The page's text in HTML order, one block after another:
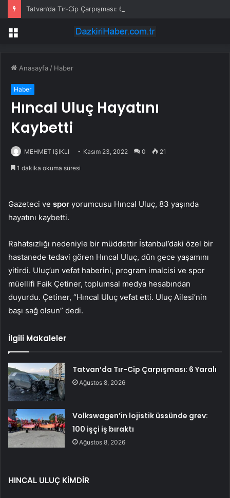
Tatvan’da Tır-Cip Çarpışması: 6 Yaralı
Menü
Anasayfa / Haber
Haber
Hıncal Uluç Hayatını
Kaybetti
MEHMET IŞIKLI Kasım 23, 2022 0 21
1 dakika okuma süresi
Gazeteci ve spor yorumcusu Hıncal Uluç, 83 yaşında
hayatını kaybetti.
Rahatsızlığı nedeniyle bir müddettir İstanbul’daki özel bir
hastanede tedavi gören Hıncal Uluç, dün gece yaşamını
yitirdi. Uluç’un vefat haberini, program imalcisi ve spor
müellifi Faik Çetiner, toplumsal medya hesabından
duyurdu. Çetiner, “Hıncal Uluç vefat etti. Uluç Ailesi’nin
başı sağ olsun” dedi.
İlgili Makaleler
Tatvan’da Tır-Cip Çarpışması: 6 Yaralı
Ağustos 8, 2026
Volkswagen’in lojistik üssünde grev:
100 işçi iş bıraktı
Ağustos 8, 2026
HINCAL ULUÇ KİMDİR